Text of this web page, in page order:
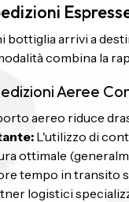
bottiglia arrivi a
combina la
Aeree
aereo riduce
L'utilizzo di
ottimale
tempo in transito
logistici